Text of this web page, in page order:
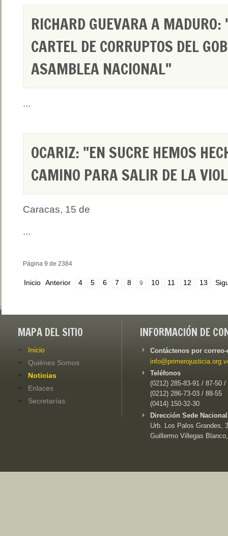
RICHARD GUEVARA A
CARTEL DE CORRUPTOS DEL
ASAMBLEA NACIONAL"
...
OCARIZ: "EN SUCRE HEMOS
CAMINO PARA SALIR DE LA
Caracas, 15 de
...
Página 9 de 2384
Inicio Anterior 4 5 6 7 8 9 10 11 12 13
MAPA DEL SITIO
Inicio
Quiénes Somos
Noticias
Enlaces
Secretarías
INFORMACIÓN DE
Contáctenos por
Teléfonos
(0212) 285-83-91 / 87-50 /
(0212) 286-73-03 / 88-55
(0414) 150-32-30
Dirección Sede
Urb. Los Palos Grandes,
Guillermo Villegas